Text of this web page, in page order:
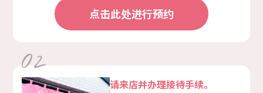
点击此处进行预约
请来店并办理接待手续。